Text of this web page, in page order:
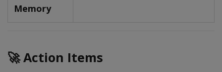
Memory
🚀 Action Items